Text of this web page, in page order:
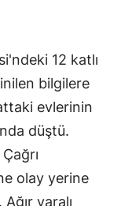
12 katlı
bilgilere
evlerinin
düştü.
olay yerine
yaralı